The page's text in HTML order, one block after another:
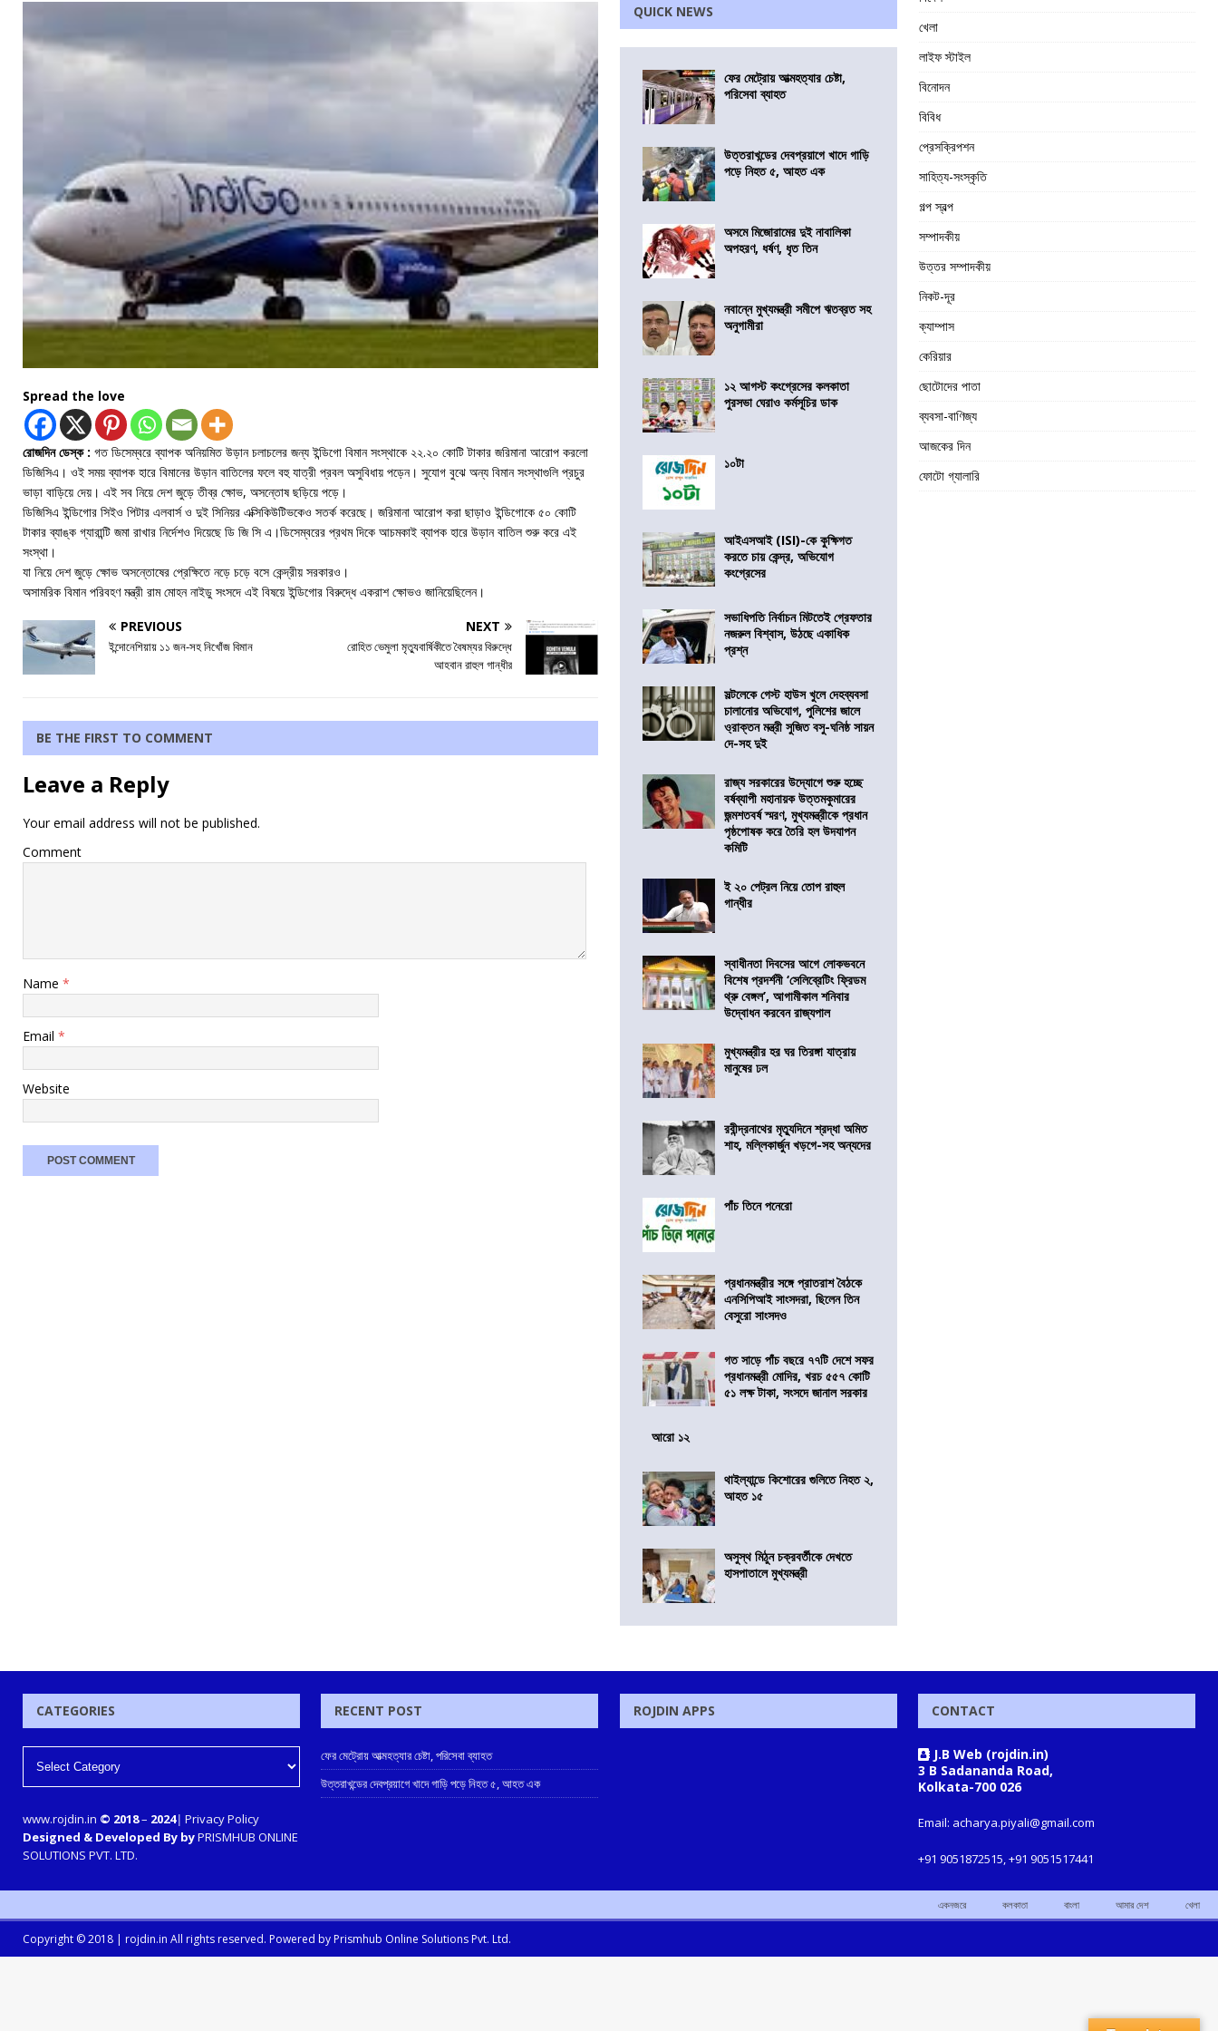
Spread the love
রোজদিন ডেস্ক : গত ডিসেম্বরে ব্যাপক অনিয়মিত উড়ান চলাচলের জন্য ইন্ডিগো বিমান সংস্থাকে ২২.২০ কোটি টাকার জরিমানা আরোপ করলো
ডিজিসিএ। ওই সময় ব্যাপক হারে বিমানের উড়ান বাতিলের ফলে বহু যাত্রী প্রবল অসুবিধায় পড়েন। সুযোগ বুঝে অন্য বিমান সংস্থাগুলি প্রচুর
ভাড়া বাড়িয়ে দেয়। এই সব নিয়ে দেশ জুড়ে তীব্র ক্ষোভ, অসন্তোষ ছড়িয়ে পড়ে।
ডিজিসিএ ইন্ডিগোর সিইও পিটার এলবার্স ও দুই সিনিয়র এক্সিকিউটিভকেও সতর্ক করেছে। জরিমানা আরোপ করা ছাড়াও ইন্ডিগোকে ৫০ কোটি
টাকার ব্যাঙ্ক গ্যারান্টি জমা রাখার নির্দেশও দিয়েছে ডি জি সি এ।ডিসেম্বরের প্রথম দিকে আচমকাই ব্যাপক হারে উড়ান বাতিল শুরু করে এই
সংস্থা।
যা নিয়ে দেশ জুড়ে ক্ষোভ অসন্তোষের প্রেক্ষিতে নড়ে চড়ে বসে কেন্দ্রীয় সরকারও।
অসামরিক বিমান পরিবহণ মন্ত্রী রাম মোহন নাইডু সংসদে এই বিষয়ে ইন্ডিগোর বিরুদ্ধে একরাশ ক্ষোভও জানিয়েছিলেন।
PREVIOUS
ইন্দোনেশিয়ায় ১১ জন-সহ নিখোঁজ বিমান
NEXT
রোহিত ভেমুলা মৃত্যুবার্ষিকীতে বৈষম্যর বিরুদ্ধে
আহবান রাহুল গান্ধীর
BE THE FIRST TO COMMENT
Leave a Reply
Your email address will not be published.
Comment
Name *
Email *
Website
QUICK NEWS
ফের মেট্রোয় আত্মহত্যার চেষ্টা,
পরিসেবা ব্যাহত
উত্তরাখন্ডের দেবপ্রয়াগে খাদে গাড়ি
পড়ে নিহত ৫, আহত এক
অসমে মিজোরামের দুই নাবালিকা
অপহরণ, ধর্ষণ, ধৃত তিন
নবান্নে মুখ্যমন্ত্রী সমীপে ঋতব্রত সহ
অনুগামীরা
১২ আগস্ট কংগ্রেসের কলকাতা
পুরসভা ঘেরাও কর্মসূচির ডাক
১০টা
আইএসআই (ISI)-কে কুক্ষিগত
করতে চায় কেন্দ্র, অভিযোগ
কংগ্রেসের
সভাধিপতি নির্বাচন মিটতেই গ্রেফতার
নজরুল বিশ্বাস, উঠছে একাধিক
প্রশ্ন
সল্টলেকে গেস্ট হাউস খুলে দেহব্যবসা
চালানোর অভিযোগ, পুলিশের জালে
ও্রাক্তন মন্ত্রী সুজিত বসু-ঘনিষ্ঠ সায়ন
দে-সহ দুই
রাজ্য সরকারের উদ্যোগে শুরু হচ্ছে
বর্ষব্যাপী মহানায়ক উত্তমকুমারের
জন্মশতবর্ষ স্মরণ, মুখ্যমন্ত্রীকে প্রধান
পৃষ্ঠপোষক করে তৈরি হল উদযাপন
কমিটি
ই ২০ পেট্রল নিয়ে তোপ রাহুল
গান্ধীর
স্বাধীনতা দিবসের আগে লোকভবনে
বিশেষ প্রদর্শনী ‘সেলিব্রেটিং ফ্রিডম
থ্রু বেঙ্গল’, আগামীকাল শনিবার
উদ্বোধন করবেন রাজ্যপাল
মুখ্যমন্ত্রীর হর ঘর তিরঙ্গা যাত্রায়
মানুষের ঢল
রবীন্দ্রনাথের মৃত্যুদিনে শ্রদ্ধা অমিত
শাহ, মল্লিকার্জুন খড়গে-সহ অন্যদের
পাঁচ তিনে পনেরো
প্রধানমন্ত্রীর সঙ্গে প্রাতরাশ বৈঠকে
এনসিপিআই সাংসদরা, ছিলেন তিন
বেসুরো সাংসদও
গত সাড়ে পাঁচ বছরে ৭৭টি দেশে সফর
প্রধানমন্ত্রী মোদির, খরচ ৫৫৭ কোটি
৫১ লক্ষ টাকা, সংসদে জানাল সরকার
আরো ১২
থাইল্যান্ডে কিশোরের গুলিতে নিহত ২,
আহত ১৫
অসুস্থ মিঠুন চক্রবর্তীকে দেখতে
হাসপাতালে মুখ্যমন্ত্রী
খেলা
লাইফ স্টাইল
বিনোদন
বিবিধ
প্রেসক্রিপশন
সাহিত্য-সংস্কৃতি
গল্প স্বল্প
সম্পাদকীয়
উত্তর সম্পাদকীয়
নিকট-দূর
ক্যাম্পাস
কেরিয়ার
ছোটোদের পাতা
ব্যবসা-বাণিজ্য
আজকের দিন
ফোটো গ্যালারি
CATEGORIES
www.rojdin.in © 2018– 2024| Privacy Policy
Designed & Developed By byPRISMHUB ONLINE
SOLUTIONS PVT. LTD.
RECENT POST
ফের মেট্রোয় আত্মহত্যার চেষ্টা, পরিসেবা ব্যাহত
উত্তরাখন্ডের দেবপ্রয়াগে খাদে গাড়ি পড়ে নিহত ৫, আহত এক
ROJDIN APPS CONTACT
J.B Web (rojdin.in)
3 B Sadananda Road,
Kolkata-700 026
Email: acharya.piyali@gmail.com
+91 9051872515, +91 9051517441
একনজরে কলকাতা বাংলা আমার দেশ খেলা
Copyright © 2018 | rojdin.in All rights reserved. Powered by Prismhub Online Solutions Pvt. Ltd.